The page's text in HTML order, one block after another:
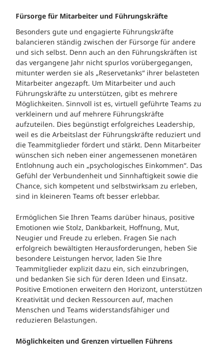
Fürsorge für Mitarbeiter und Führungskräfte
Besonders gute und engagierte Führungskräfte
balancieren ständig zwischen der Fürsorge für andere
und sich selbst. Denn auch an den Führungskräften ist
das vergangene Jahr nicht spurlos vorübergegangen,
mitunter werden sie als „Reservetanks“ ihrer belasteten
Mitarbeiter angezapft. Um Mitarbeiter und auch
Führungskräfte zu unterstützen, gibt es mehrere
Möglichkeiten. Sinnvoll ist es, virtuell geführte Teams zu
verkleinern und auf mehrere Führungskräfte
aufzuteilen. Dies begünstigt erfolgreiches Leadership,
weil es die Arbeitslast der Führungskräfte reduziert und
die Teammitglieder fördert und stärkt. Denn Mitarbeiter
wünschen sich neben einer angemessenen monetären
Entlohnung auch ein „psychologisches Einkommen“. Das
Gefühl der Verbundenheit und Sinnhaftigkeit sowie die
Chance, sich kompetent und selbstwirksam zu erleben,
sind in kleineren Teams oft besser erlebbar.
Ermöglichen Sie Ihren Teams darüber hinaus, positive
Emotionen wie Stolz, Dankbarkeit, Hoffnung, Mut,
Neugier und Freude zu erleben. Fragen Sie nach
erfolgreich bewältigten Herausforderungen, heben Sie
besondere Leistungen hervor, laden Sie Ihre
Teammitglieder explizit dazu ein, sich einzubringen,
und bedanken Sie sich für deren Ideen und Einsatz.
Positive Emotionen erweitern den Horizont, unterstützen
Kreativität und decken Ressourcen auf, machen
Menschen und Teams widerstandsfähiger und
reduzieren Belastungen.
Möglichkeiten und Grenzen virtuellen Führens